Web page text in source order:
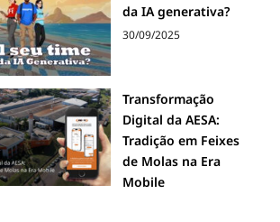
da IA generativa?
30/09/2025
Transformação
Digital da AESA:
Tradição em Feixes
de Molas na Era
Mobile